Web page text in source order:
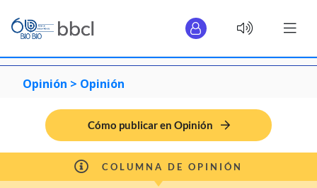
Opinión > Opinión
Cómo publicar en Opinión
COLUMNA DE OPINIÓN